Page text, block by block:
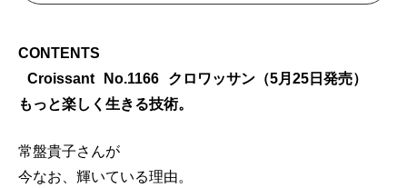
CONTENTS
Croissant No.1166 クロワッサン（5月25日発売）
もっと楽しく生きる技術。
常盤貴子さんが
今なお、輝いている理由。